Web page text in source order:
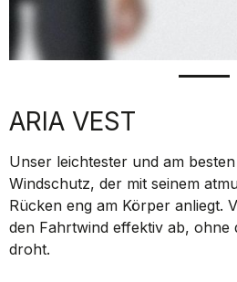
ARIA VEST
Unser leichtester und am
Windschutz, der mit seinem
Rücken eng am Körper anliegt.
den Fahrtwind effektiv ab, ohne
droht.